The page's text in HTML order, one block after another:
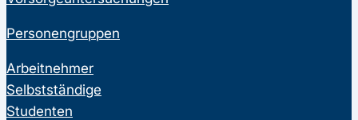
Personengruppen
Arbeitnehmer
Selbstständige
Studenten